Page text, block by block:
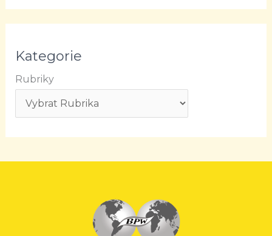
Kategorie
Rubriky